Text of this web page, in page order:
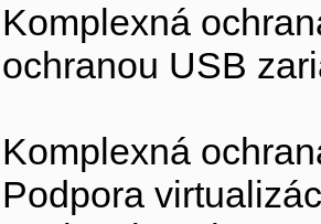
Komplexná
ochranou USB
Komplexná
Podpora